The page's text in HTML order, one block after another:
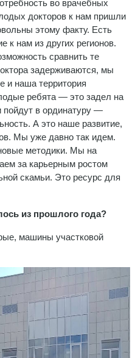
во врачебных
докторов к нам пришли
этому факту. Есть
к нам из других регионов.
сравнить те
задерживаются, мы
и наша территория
ребята — это задел на
пойдут в ординатуру —
А это наше развитие,
Мы уже давно так идем.
методики. Мы на
за карьерным ростом
скамьи. Это ресурс для
из прошлого года?
машины участковой